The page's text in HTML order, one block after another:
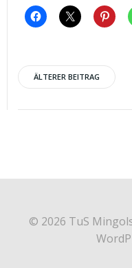
Post
ÄLTERER BEITRAG
© 2026 TuS